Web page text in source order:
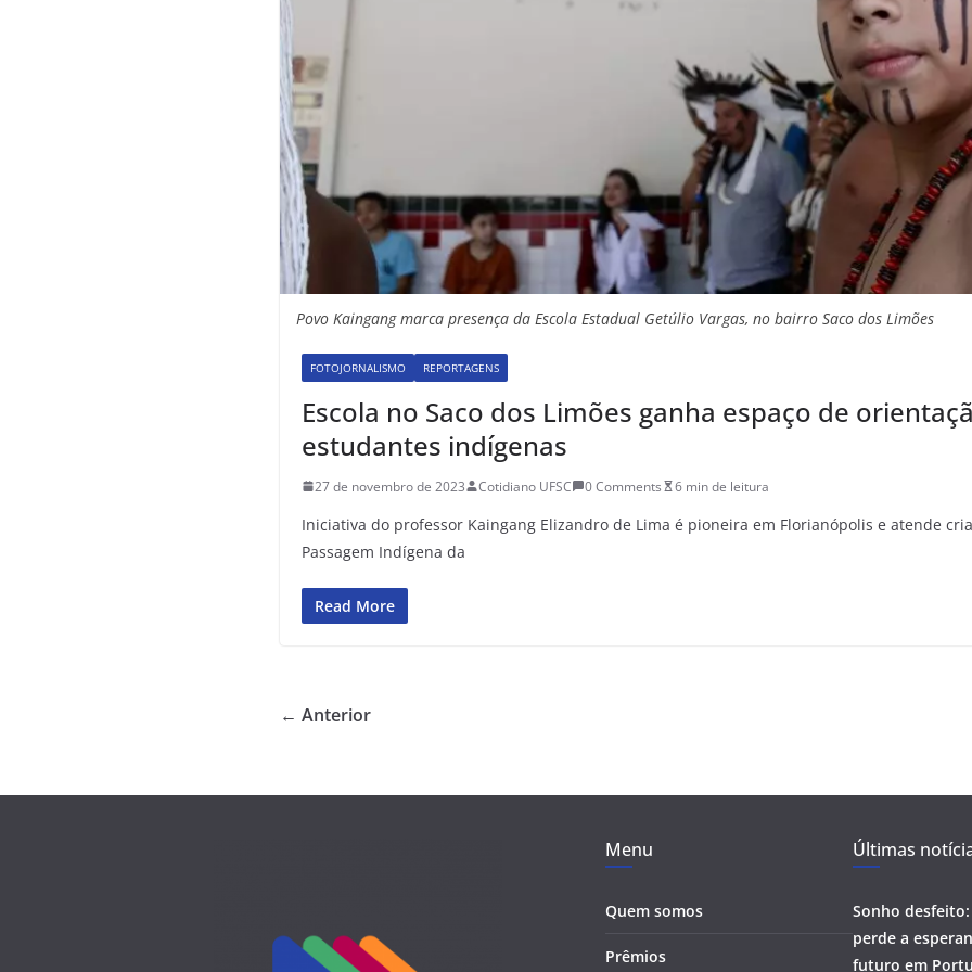
Povo Kaingang marca presença da Escola Estadual Getúlio Vargas, no bairro Saco dos Limões
FOTOJORNALISMO REPORTAGENS
Escola no Saco dos Limões ganha espaço de
estudantes indígenas
27 de novembro de 2023 Cotidiano UFSC 0 Comments 6 min de leitura
Iniciativa do professor Kaingang Elizandro de Lima é pioneira em Florianópolis e atende
Passagem Indígena da
Read More
← Anterior
Menu
Quem somos
Prêmios
Últimas
Sonho
perde a
futuro em